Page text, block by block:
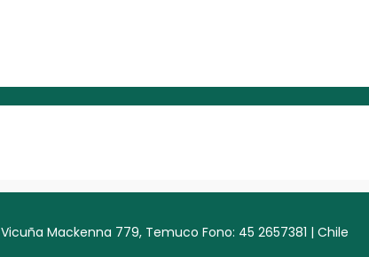
Vicuña Mackenna 779, Temuco Fono: 45 2657381 | Chile